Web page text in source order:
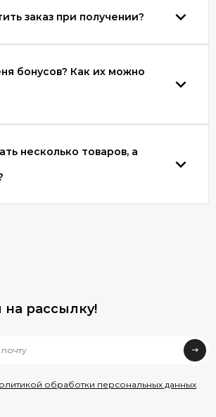
заказ при получении?
бонусов? Как их можно
несколько товаров, а
на рассылкy!
обработки персональных данных